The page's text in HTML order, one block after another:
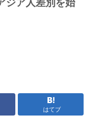
ジア人差別を始
はてブ